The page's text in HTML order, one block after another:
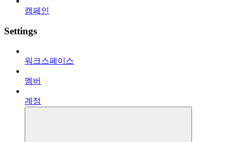
캠페인
Settings
워크스페이스
멤버
계정